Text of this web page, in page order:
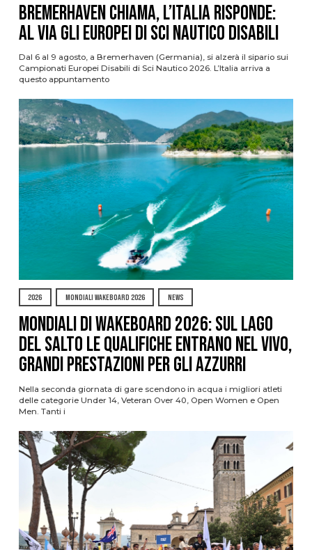
Bremerhaven chiama, l’Italia risponde:
al via gli Europei di Sci Nautico Disabili
Dal 6 al 9 agosto, a Bremerhaven (Germania), si alzerà il sipario sui
Campionati Europei Disabili di Sci Nautico 2026. L’Italia arriva a
questo appuntamento
2026 MONDIALI WAKEBOARD 2026 NEWS
Mondiali di Wakeboard 2026: sul Lago
del Salto le qualifiche entrano nel vivo,
grandi prestazioni per gli azzurri
Nella seconda giornata di gare scendono in acqua i migliori atleti
delle categorie Under 14, Veteran Over 40, Open Women e Open
Men. Tanti i